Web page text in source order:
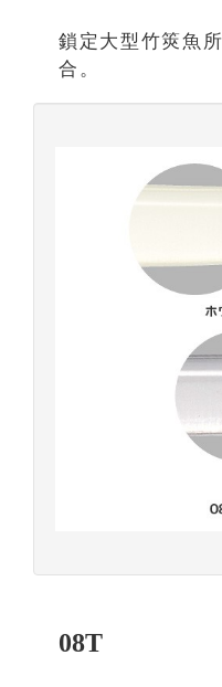
鎖定大型竹筴魚
合。
08T